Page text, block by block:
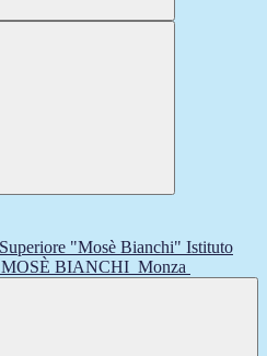
Istituto
MOSÈ BIANCHI Monza